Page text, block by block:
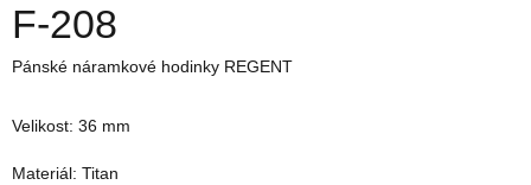
F-208
Pánské náramkové hodinky REGENT
Velikost: 36 mm
Materiál: Titan